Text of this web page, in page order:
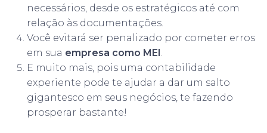
necessários, desde os estratégicos até com
relação às documentações.
Você evitará ser penalizado por cometer erros
em sua empresa como MEI .
E muito mais, pois uma contabilidade
experiente pode te ajudar a dar um salto
gigantesco em seus negócios, te fazendo
prosperar bastante!